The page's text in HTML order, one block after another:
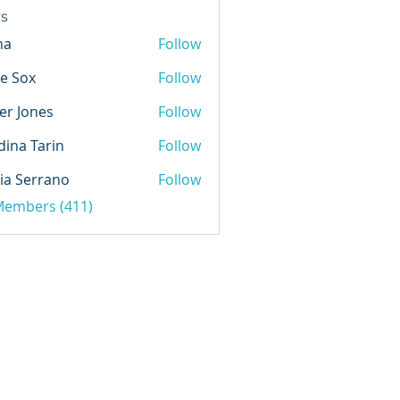
Follow
Sox
Follow
Jones
Follow
Tarin
Follow
Serrano
Follow
(411)